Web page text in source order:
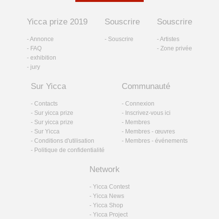
Yicca prize 2019
- Annonce
- FAQ
- exhibition
- jury
Souscrire
- Souscrire
Souscrire
- Artistes
- Zone privée
Sur Yicca
- Contacts
- Sur yicca prize
- Sur yicca prize
- Sur Yicca
- Conditions d'utilisation
- Politique de confidentialité
Communauté
- Connexion
- Inscrivez-vous ici
- Membres
- Membres - œuvres
- Membres - événements
Network
- Yicca Contest
- Yicca News
- Yicca Shop
- Yicca Project